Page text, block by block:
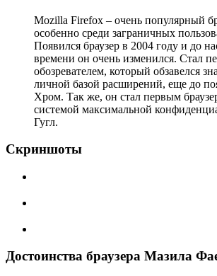
Mozilla Firefox – очень популярный
особенно среди заграничных
Появился браузер в 2004 году и до
времени он очень изменился. Стал
обозревателем, который обзавелся
личной базой расширений, еще до
Хром. Так же, он стал первым
системой максимальной
Гугл.
Скриншоты
Достоинства браузера Мазила